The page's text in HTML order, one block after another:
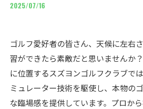
2025/07/16
ゴルフ愛好者の皆さん、天候に左右
習ができたら素敵だと思いませんか
に位置するスズヨンゴルフクラブで
ミュレーター技術を駆使し、本物の
な臨場感を提供しています。プロか